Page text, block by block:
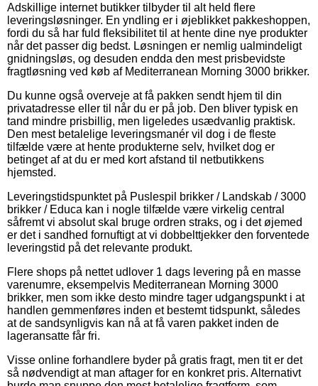
Adskillige internet butikker tilbyder til alt held flere
leveringsløsninger. En yndling er i øjeblikket pakkeshoppen,
fordi du så har fuld fleksibilitet til at hente dine nye produkter
når det passer dig bedst. Løsningen er nemlig ualmindeligt
gnidningsløs, og desuden endda den mest prisbevidste
fragtløsning ved køb af Mediterranean Morning 3000 brikker.
Du kunne også overveje at få pakken sendt hjem til din
privatadresse eller til når du er på job. Den bliver typisk en
tand mindre prisbillig, men ligeledes usædvanlig praktisk.
Den mest betalelige leveringsmanér vil dog i de fleste
tilfælde være at hente produkterne selv, hvilket dog er
betinget af at du er med kort afstand til netbutikkens
hjemsted.
Leveringstidspunktet på Puslespil brikker / Landskab / 3000
brikker / Educa kan i nogle tilfælde være virkelig central
såfremt vi absolut skal bruge ordren straks, og i det øjemed
er det i sandhed fornuftigt at vi dobbelttjekker den forventede
leveringstid på det relevante produkt.
Flere shops på nettet udlover 1 dags levering på en masse
varenumre, eksempelvis Mediterranean Morning 3000
brikker, men som ikke desto mindre tager udgangspunkt i at
handlen gemmenføres inden et bestemt tidspunkt, således
at de sandsynligvis kan nå at få varen pakket inden de
lageransatte får fri.
Visse online forhandlere byder på gratis fragt, men tit er det
så nødvendigt at man aftager for en konkret pris. Alternativt